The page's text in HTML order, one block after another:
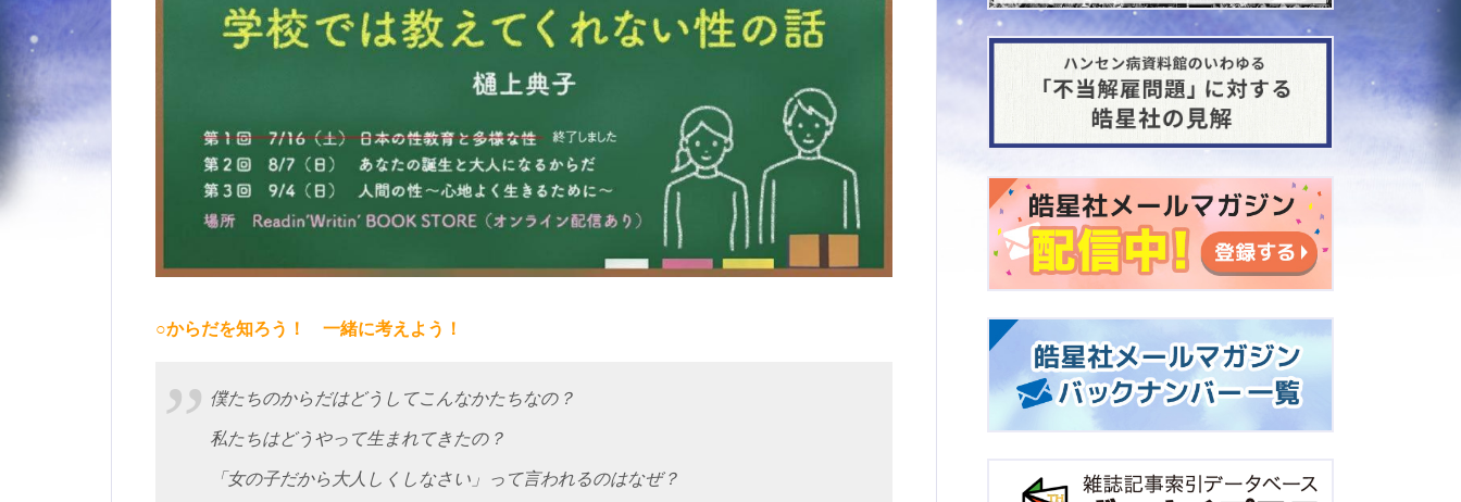
○からだを知ろう！ 一緒に考えよう！
僕たちのからだはどうしてこんなかたちなの？
私たちはどうやって生まれてきたの？
「女の子だから大人しくしなさい」って言われるのはなぜ？